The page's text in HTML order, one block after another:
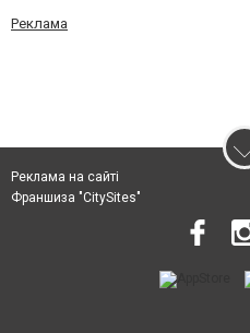
Реклама
Реклама на сайті
Франшиза "CitySites"